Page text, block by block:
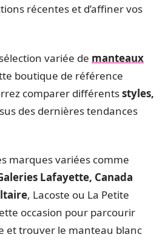
récentes et d’affiner vos
variée de manteaux
boutique de référence
comparer différentsstyles,
des dernières tendances
marques variées comme
Lafayette, Canada
, Lacoste ou La Petite
occasion pour parcourir
et trouver le manteau blanc